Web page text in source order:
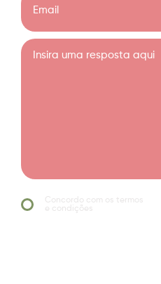
Concordo com os termos
e condições